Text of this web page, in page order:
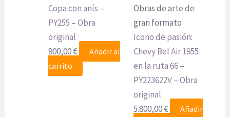
Copa con anís –
PY255 – Obra
original
900,00€
Añadir al
carrito
Obras de arte de
gran formato
Icono de pasión:
Chevy Bel Air 1955
en la ruta 66 –
PY223622V – Obra
original
5.800,00€
Añadir